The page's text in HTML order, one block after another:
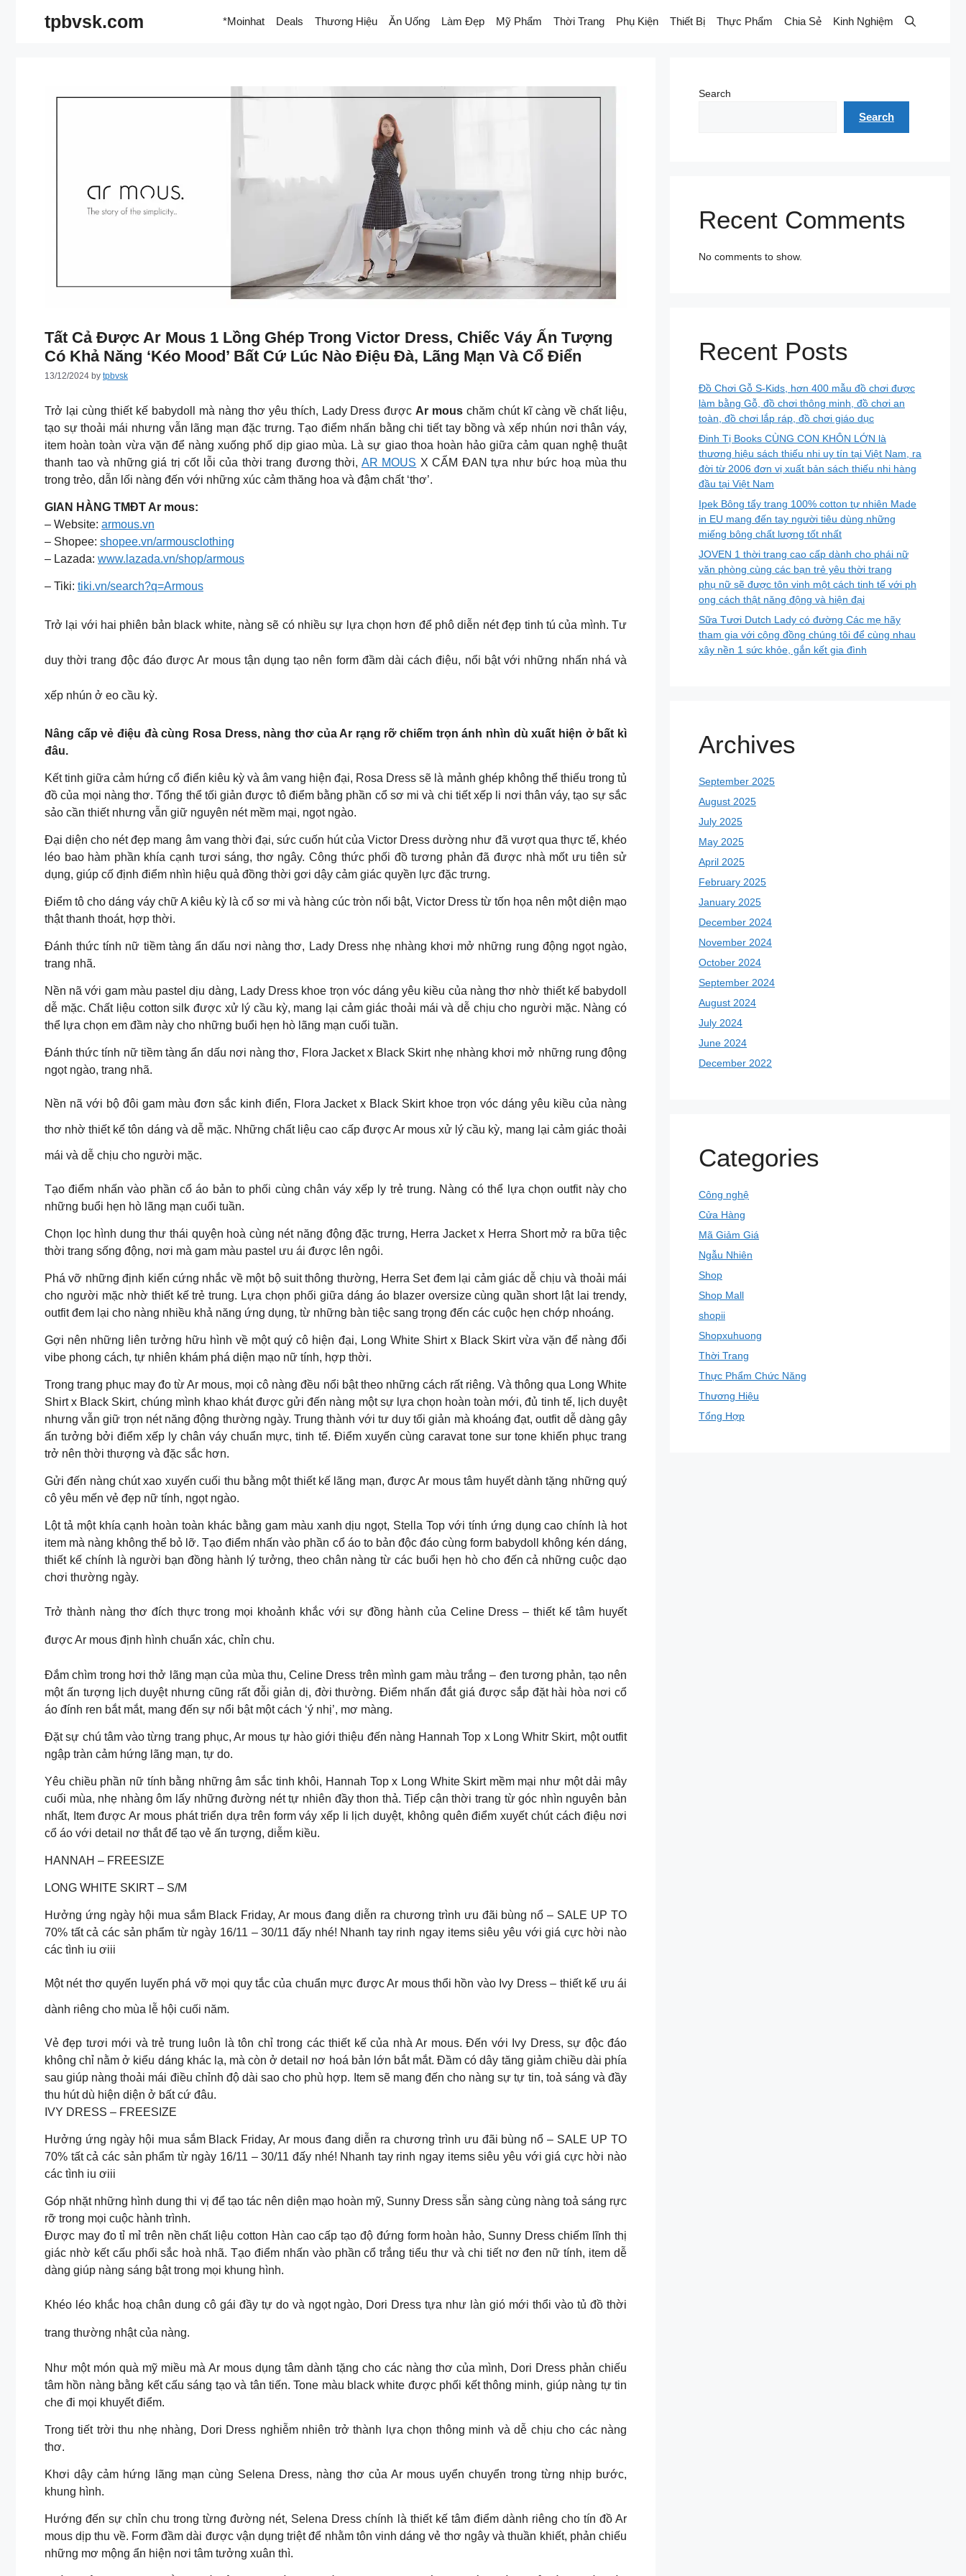
tpbvsk.com *Moinhat Deals Thương Hiệu Ăn Uống Làm Đẹp Mỹ Phẩm Thời Trang Phụ Kiện Thiết Bị Thực Phẩm Chia Sẻ Kinh Nghiệm
Tất Cả Được Ar Mous 1 Lồng Ghép Trong Victor Dress, Chiếc Váy Ấn Tượng
Có Khả Năng ‘kéo Mood’ Bất Cứ Lúc Nào Điệu Đà, Lãng Mạn Và Cổ Điển
13/12/2024 by tpbvsk
Trở lại cùng thiết kế babydoll mà nàng thơ yêu thích, Lady Dress được Ar mous chăm chút kĩ càng về chất liệu,
tạo sự thoải mái nhưng vẫn lãng mạn đặc trưng. Tạo điểm nhấn bằng chi tiết tay bồng và xếp nhún nơi thân váy,
item hoàn toàn vừa vặn để nàng xuống phố dịp giao mùa. Là sự giao thoa hoàn hảo giữa cảm quan nghệ thuật
thanh tao và những giá trị cốt lỗi của thời trang đương thời, AR MOUS X CẨM ĐAN tựa như bức hoạ mùa thu
trong trẻo, dẫn lối nàng đến với những xúc cảm thăng hoa và đậm chất ‘thơ’.
GIAN HÀNG TMĐT Ar mous:
– Website: armous.vn
– Shopee: shopee.vn/armousclothing
– Lazada: www.lazada.vn/shop/armous
– Tiki: tiki.vn/search?q=Armous
Trở lại với hai phiên bản black white, nàng sẽ có nhiều sự lựa chọn hơn để phô diễn nét đẹp tinh tú của mình. Tư
duy thời trang độc đáo được Ar mous tận dụng tạo nên form đầm dài cách điệu, nổi bật với những nhấn nhá và
xếp nhún ở eo cầu kỳ.
Nâng cấp vẻ điệu đà cùng Rosa Dress, nàng thơ của Ar rạng rỡ chiếm trọn ánh nhìn dù xuất hiện ở bất kì
đâu.
Kết tinh giữa cảm hứng cổ điển kiêu kỳ và âm vang hiện đại, Rosa Dress sẽ là mảnh ghép không thể thiếu trong tủ
đồ của mọi nàng thơ. Tổng thể tối giản được tô điểm bằng phần cổ sơ mi và chi tiết xếp li nơi thân váy, tạo sự sắc
sảo cần thiết nhưng vẫn giữ nguyên nét mềm mại, ngọt ngào.
Đại diện cho nét đẹp mang âm vang thời đại, sức cuốn hút của Victor Dress dường như đã vượt qua thực tế, khéo
léo bao hàm phần khía cạnh tươi sáng, thơ ngây. Công thức phối đồ tương phản đã được nhà mốt ưu tiên sử
dụng, giúp cố định điểm nhìn hiệu quả đồng thời gơi dậy cảm giác quyền lực đặc trưng.
Điểm tô cho dáng váy chữ A kiêu kỳ là cổ sơ mi và hàng cúc tròn nổi bật, Victor Dress từ tốn họa nên một diện mạo
thật thanh thoát, hợp thời.
Đánh thức tính nữ tiềm tàng ẩn dấu nơi nàng thơ, Lady Dress nhẹ nhàng khơi mở những rung động ngọt ngào,
trang nhã.
Nền nã với gam màu pastel dịu dàng, Lady Dress khoe trọn vóc dáng yêu kiều của nàng thơ nhờ thiết kế babydoll
dễ mặc. Chất liệu cotton silk được xử lý cầu kỳ, mang lại cảm giác thoải mái và dễ chịu cho người mặc. Nàng có
thể lựa chọn em đầm này cho những buổi hẹn hò lãng mạn cuối tuần.
Đánh thức tính nữ tiềm tàng ẩn dấu nơi nàng thơ, Flora Jacket x Black Skirt nhẹ nhàng khơi mở những rung động
ngọt ngào, trang nhã.
Nền nã với bộ đôi gam màu đơn sắc kinh điển, Flora Jacket x Black Skirt khoe trọn vóc dáng yêu kiều của nàng
thơ nhờ thiết kế tôn dáng và dễ mặc. Những chất liệu cao cấp được Ar mous xử lý cầu kỳ, mang lại cảm giác thoải
mái và dễ chịu cho người mặc.
Tạo điểm nhấn vào phần cổ áo bản to phối cùng chân váy xếp ly trẻ trung. Nàng có thể lựa chọn outfit này cho
những buổi hẹn hò lãng mạn cuối tuần.
Chọn lọc hình dung thư thái quyện hoà cùng nét năng động đặc trưng, Herra Jacket x Herra Short mở ra bữa tiệc
thời trang sống động, nơi mà gam màu pastel ưu ái được lên ngôi.
Phá vỡ những định kiến cứng nhắc về một bộ suit thông thường, Herra Set đem lại cảm giác dễ chịu và thoải mái
cho người mặc nhờ thiết kế trẻ trung. Lựa chọn phối giữa dáng áo blazer oversize cùng quần short lật lai trendy,
outfit đem lại cho nàng nhiều khả năng ứng dụng, từ những bàn tiệc sang trọng đến các cuộc hẹn chớp nhoáng.
Gợi nên những liên tưởng hữu hình về một quý cô hiện đại, Long White Shirt x Black Skirt vừa vặn để nàng đổi
vibe phong cách, tự nhiên khám phá diện mạo nữ tính, hợp thời.
Trong trang phục may đo từ Ar mous, mọi cô nàng đều nổi bật theo những cách rất riêng. Và thông qua Long White
Shirt x Black Skirt, chúng mình khao khát được gửi đến nàng một sự lựa chọn hoàn toàn mới, đủ tinh tế, lịch duyệt
nhưng vẫn giữ trọn nét năng động thường ngày. Trung thành với tư duy tối giản mà khoáng đạt, outfit dễ dàng gây
ấn tưởng bởi điểm xếp ly chân váy chuẩn mực, tinh tế. Điểm xuyến cùng caravat tone sur tone khiến phục trang
trở nên thời thượng và đặc sắc hơn.
Gửi đến nàng chút xao xuyến cuối thu bằng một thiết kế lãng mạn, được Ar mous tâm huyết dành tặng những quý
cô yêu mến vẻ đẹp nữ tính, ngọt ngào.
Lột tả một khía cạnh hoàn toàn khác bằng gam màu xanh dịu ngọt, Stella Top với tính ứng dụng cao chính là hot
item mà nàng không thể bỏ lỡ. Tạo điểm nhấn vào phần cổ áo to bản độc đáo cùng form babydoll không kén dáng,
thiết kế chính là người bạn đồng hành lý tưởng, theo chân nàng từ các buổi hẹn hò cho đến cả những cuộc dạo
chơi thường ngày.
Trở thành nàng thơ đích thực trong mọi khoảnh khắc với sự đồng hành của Celine Dress – thiết kế tâm huyết
được Ar mous định hình chuẩn xác, chỉn chu.
Đắm chìm trong hơi thở lãng mạn của mùa thu, Celine Dress trên mình gam màu trắng – đen tương phản, tạo nên
một ấn tượng lịch duyệt nhưng cũng rất đỗi giản dị, đời thường. Điểm nhấn đắt giá được sắp đặt hài hòa nơi cổ
áo đính ren bắt mắt, mang đến sự nổi bật một cách ‘ý nhị’, mơ màng.
Đặt sự chú tâm vào từng trang phục, Ar mous tự hào giới thiệu đến nàng Hannah Top x Long Whitr Skirt, một outfit
ngập tràn cảm hứng lãng mạn, tự do.
Yêu chiều phần nữ tính bằng những âm sắc tinh khôi, Hannah Top x Long White Skirt mềm mại như một dải mây
cuối mùa, nhẹ nhàng ôm lấy những đường nét tự nhiên đầy thon thả. Tiếp cận thời trang từ góc nhìn nguyên bản
nhất, Item được Ar mous phát triển dựa trên form váy xếp li lịch duyệt, không quên điểm xuyết chút cách điệu nơi
cổ áo với detail nơ thắt để tạo vẻ ấn tượng, diễm kiều.
HANNAH – FREESIZE
LONG WHITE SKIRT – S/M
Hưởng ứng ngày hội mua sắm Black Friday, Ar mous đang diễn ra chương trình ưu đãi bùng nổ – SALE UP TO
70% tất cả các sản phẩm từ ngày 16/11 – 30/11 đấy nhé! Nhanh tay rinh ngay items siêu yêu với giá cực hời nào
các tình iu ơiii
Một nét thơ quyến luyến phá vỡ mọi quy tắc của chuẩn mực được Ar mous thổi hồn vào Ivy Dress – thiết kế ưu ái
dành riêng cho mùa lễ hội cuối năm.
Vẻ đẹp tươi mới và trẻ trung luôn là tôn chỉ trong các thiết kế của nhà Ar mous. Đến với Ivy Dress, sự độc đáo
không chỉ nằm ở kiểu dáng khác lạ, mà còn ở detail nơ hoá bản lớn bắt mắt. Đầm có dây tăng giảm chiều dài phía
sau giúp nàng thoải mái điều chỉnh độ dài sao cho phù hợp. Item sẽ mang đến cho nàng sự tự tin, toả sáng và đầy
thu hút dù hiện diện ở bất cứ đâu.
IVY DRESS – FREESIZE
Hưởng ứng ngày hội mua sắm Black Friday, Ar mous đang diễn ra chương trình ưu đãi bùng nổ – SALE UP TO
70% tất cả các sản phẩm từ ngày 16/11 – 30/11 đấy nhé! Nhanh tay rinh ngay items siêu yêu với giá cực hời nào
các tình iu ơiii
Góp nhặt những hình dung thi vị để tạo tác nên diện mạo hoàn mỹ, Sunny Dress sẵn sàng cùng nàng toả sáng rực
rỡ trong mọi cuộc hành trình.
Được may đo tỉ mỉ trên nền chất liệu cotton Hàn cao cấp tạo độ đứng form hoàn hảo, Sunny Dress chiếm lĩnh thị
giác nhờ kết cấu phối sắc hoà nhã. Tạo điểm nhấn vào phần cổ trắng tiểu thư và chi tiết nơ đen nữ tính, item dễ
dàng giúp nàng sáng bật trong mọi khung hình.
Khéo léo khắc hoạ chân dung cô gái đầy tự do và ngọt ngào, Dori Dress tựa như làn gió mới thổi vào tủ đồ thời
trang thường nhật của nàng.
Như một món quà mỹ miều mà Ar mous dụng tâm dành tặng cho các nàng thơ của mình, Dori Dress phản chiếu
tâm hồn nàng bằng kết cấu sáng tạo và tân tiến. Tone màu black white được phối kết thông minh, giúp nàng tự tin
che đi mọi khuyết điểm.
Trong tiết trời thu nhẹ nhàng, Dori Dress nghiễm nhiên trở thành lựa chọn thông minh và dễ chịu cho các nàng
thơ.
Khơi dậy cảm hứng lãng mạn cùng Selena Dress, nàng thơ của Ar mous uyển chuyển trong từng nhịp bước,
khung hình.
Hướng đến sự chỉn chu trong từng đường nét, Selena Dress chính là thiết kế tâm điểm dành riêng cho tín đồ Ar
mous dịp thu về. Form đầm dài được vận dụng triệt để nhằm tôn vinh dáng vẻ thơ ngây và thuần khiết, phản chiếu
những mơ mộng ẩn hiện nơi tâm tưởng xuân thì.
Search
Search
Recent Comments
No comments to show.
Recent Posts
Đồ Chơi Gỗ S-Kids, hơn 400 mẫu đồ chơi được
làm bằng Gỗ, đồ chơi thông minh, đồ chơi an
toàn, đồ chơi lắp ráp, đồ chơi giáo dục
Đinh Tị Books CÙNG CON KHÔN LỚN là
thương hiệu sách thiếu nhi uy tín tại Việt Nam, ra
đời từ 2006 đơn vị xuất bản sách thiếu nhi hàng
đầu tại Việt Nam
Ipek Bông tẩy trang 100% cotton tự nhiên Made
in EU mang đến tay người tiêu dùng những
miếng bông chất lượng tốt nhất
JOVEN 1 thời trang cao cấp dành cho phái nữ
văn phòng cùng các bạn trẻ yêu thời trang
phụ nữ sẽ được tôn vinh một cách tinh tế với ph
ong cách thật năng động và hiện đại
Sữa Tươi Dutch Lady có đường Các mẹ hãy
tham gia với cộng đồng chúng tôi để cùng nhau
xây nền 1 sức khỏe, gắn kết gia đình
Archives
September 2025
August 2025
July 2025
May 2025
April 2025
February 2025
January 2025
December 2024
November 2024
October 2024
September 2024
August 2024
July 2024
June 2024
December 2022
Categories
Công nghệ
Cửa Hàng
Mã Giảm Giá
Ngẫu Nhiên
Shop
Shop Mall
shopii
Shopxuhuong
Thời Trang
Thực Phẩm Chức Năng
Thương Hiệu
Tổng Hợp